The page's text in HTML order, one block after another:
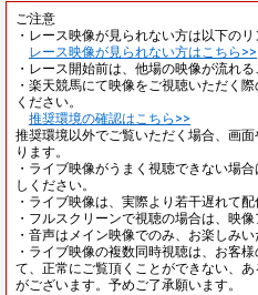
ご注意
・レース映像が見られない方は以下のリ
レース映像が見られない方はこちら>>
・レース開始前は、他場の映像が流れる
・楽天競馬にて映像をご視聴いただく
ください。
推奨環境の確認はこちら>>
推奨環境以外でご覧いただく場合、画
ります。
・ライブ映像がうまく視聴できない場
しください。
・ライブ映像は、実際より若干遅れて配
・フルスクリーンで視聴の場合は、映
・音声はメイン映像でのみ、お楽しみい
・ライブ映像の複数同時視聴は、お客
て、正常にご覧頂くことができない、
がございます。予めご了承願います。